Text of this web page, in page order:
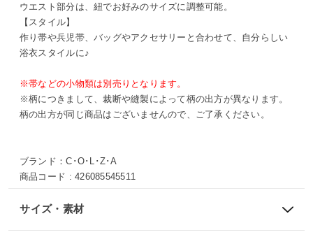
ウエスト部分は、紐でお好みのサイズに調整可能。
【スタイル】
作り帯や兵児帯、バッグやアクセサリーと合わせて、自分らしい
浴衣スタイルに♪
※帯などの小物類は別売りとなります。
※柄につきまして、裁断や縫製によって柄の出方が異なります。
柄の出方が同じ商品はございませんので、ご了承ください。
ブランド：C･O･L･Z･A
商品コード :426085545511
サイズ・素材